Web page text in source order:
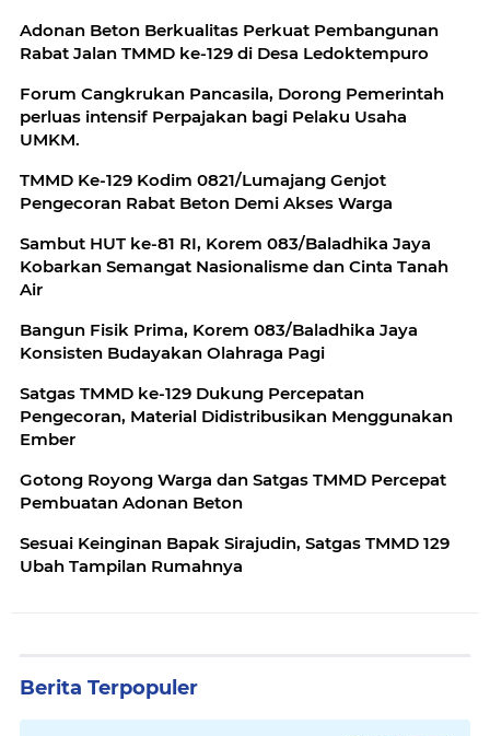
Adonan Beton Berkualitas Perkuat Pembangunan
Rabat Jalan TMMD ke-129 di Desa Ledoktempuro
Forum Cangkrukan Pancasila, Dorong Pemerintah
perluas intensif Perpajakan bagi Pelaku Usaha
UMKM.
TMMD Ke-129 Kodim 0821/Lumajang Genjot
Pengecoran Rabat Beton Demi Akses Warga
Sambut HUT ke-81 RI, Korem 083/Baladhika Jaya
Kobarkan Semangat Nasionalisme dan Cinta Tanah
Air
Bangun Fisik Prima, Korem 083/Baladhika Jaya
Konsisten Budayakan Olahraga Pagi
Satgas TMMD ke-129 Dukung Percepatan
Pengecoran, Material Didistribusikan Menggunakan
Ember
Gotong Royong Warga dan Satgas TMMD Percepat
Pembuatan Adonan Beton
Sesuai Keinginan Bapak Sirajudin, Satgas TMMD 129
Ubah Tampilan Rumahnya
Berita Terpopuler